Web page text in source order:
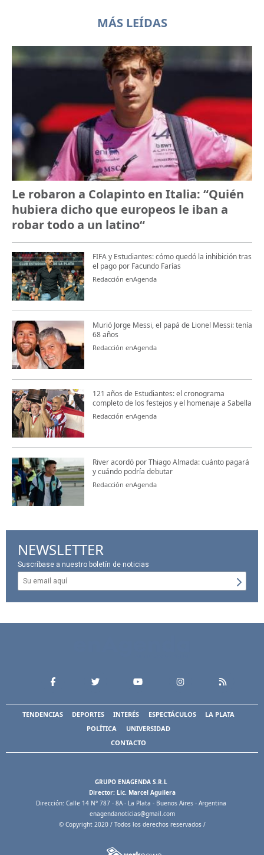
MÁS LEÍDAS
Le robaron a Colapinto en Italia: “Quién
hubiera dicho que europeos le iban a
robar todo a un latino“
FIFA y Estudiantes: cómo quedó la inhibición tras
el pago por Facundo Farías
Redacción enAgenda
Murió Jorge Messi, el papá de Lionel Messi: tenía
68 años
Redacción enAgenda
121 años de Estudiantes: el cronograma
completo de los festejos y el homenaje a Sabella
Redacción enAgenda
River acordó por Thiago Almada: cuánto pagará
y cuándo podría debutar
Redacción enAgenda
NEWSLETTER
Suscríbase a nuestro boletín de noticias
TENDENCIAS DEPORTES INTERÉS ESPECTÁCULOS
LA PLATA
POLÍTICA
UNIVERSIDAD
CONTACTO
GRUPO ENAGENDA S.R.L
Director: Lic. Marcel Aguilera
Dirección: Calle 14 N° 787 - 8A - La Plata - Buenos Aires - Argentina
enagendanoticias@gmail.com
© Copyright 2020 / Todos los derechos reservados /